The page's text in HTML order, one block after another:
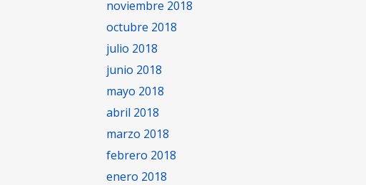
noviembre 2018
octubre 2018
julio 2018
junio 2018
mayo 2018
abril 2018
marzo 2018
febrero 2018
enero 2018